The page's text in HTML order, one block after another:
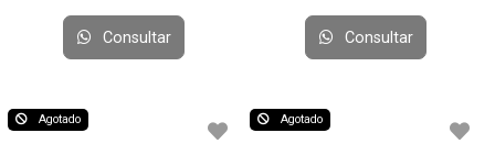
Consultar Consultar
Agotado Agotado